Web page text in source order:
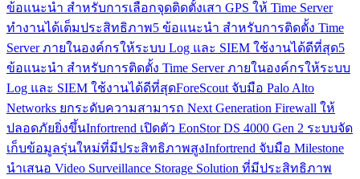
ข้อแนะนำ สำหรับการเลือกจุดติดตั้งเสา GPS ให้ Time Server
ทำงานได้เต็มประสิทธิภาพ5 ข้อแนะนำ สำหรับการติดตั้ง Time
Server ภายในองค์กรให้ระบบ Log และ SIEM ใช้งานได้ดีที่สุด5
ข้อแนะนำ สำหรับการติดตั้ง Time Server ภายในองค์กรให้ระบบ
Log และ SIEM ใช้งานได้ดีที่สุดForeScout จับมือ Palo Alto
Networks ยกระดับความสามารถ Next Generation Firewall ให้
ปลอดภัยยิ่งขึ้นInfortrend เปิดตัว EonStor DS 4000 Gen 2 ระบบจัด
เก็บข้อมูลรุ่นใหม่ที่มีประสิทธิภาพสูงInfortrend จับมือ Milestone
นำเสนอ Video Surveillance Storage Solution ที่มีประสิทธิภาพ